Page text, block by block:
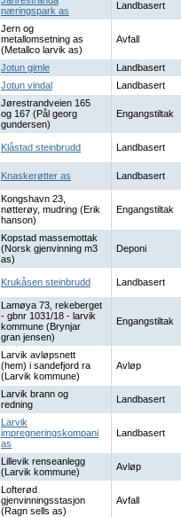
næringspark as
Landbasert
Jern og
metallomsetning as
(Metallco larvik as)
Avfall
Jotun gimle
Landbasert
Jotun vindal
Landbasert
Jørestrandveien 165
og 167 (Pål georg
gundersen)
Engangstiltak
Klåstad steinbrudd Landbasert
Knaskerøtter as Landbasert
Kongshavn 23,
nøtterøy, mudring (Erik
hanson)
Engangstiltak
Kopstad massemottak
(Norsk gjenvinning m3
as)
Deponi
Krukåsen steinbrudd Landbasert
Lamøya 73, rekeberget
- gbnr 1031/18 - larvik
kommune (Brynjar
gran jensen)
Engangstiltak
Larvik avløpsnett
(hem) i sandefjord ra
(Larvik kommune)
Avløp
Larvik brann og
redning
Landbasert
Larvik
impregneringskompani
as
Landbasert
Lillevik renseanlegg
(Larvik kommune)
Avløp
Lofterød
gjenvinningsstasjon
(Ragn sells as)
Avfall